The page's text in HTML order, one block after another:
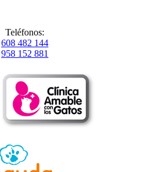
Teléfonos:
608 482 144
958 152 881